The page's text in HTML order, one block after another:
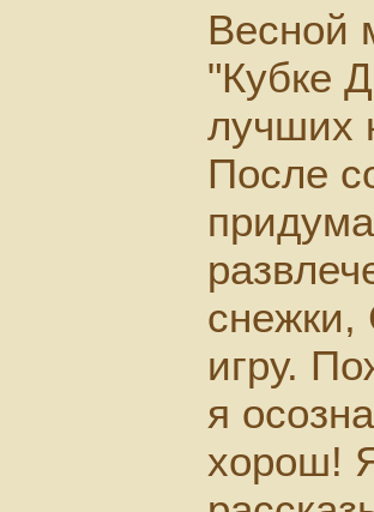
Весной
"Кубке
лучших
После
снежки,
игру.
я
хорош!